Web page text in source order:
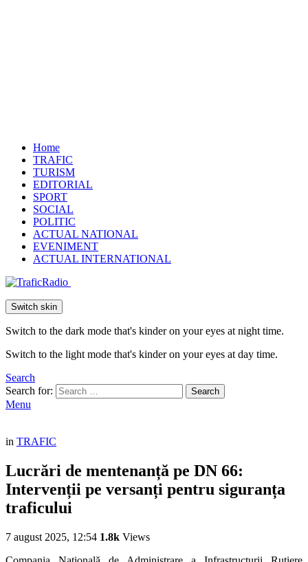
Home
TRAFIC
TURISM
EDITORIAL
SPORT
SOCIAL
POLITIC
ACTUAL NATIONAL
EVENIMENT
ACTUAL INTERNATIONAL
Switch skin
Switch to the dark mode that's kinder on your eyes at night time.
Switch to the light mode that's kinder on your eyes at day time.
Search
Search for:
Search
Menu
in TRAFIC
Lucrări de mentenanță pe DN 66:
Intervenții pe versanți pentru siguranța
traficului
7 august 2025, 12:54 1.8k Views